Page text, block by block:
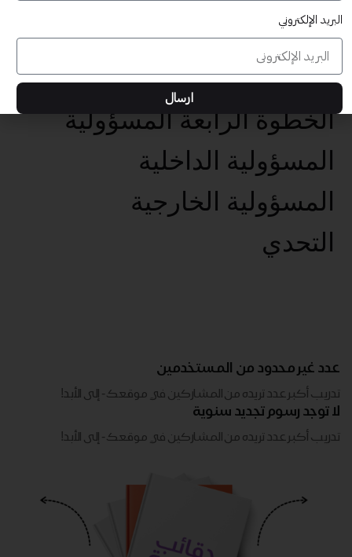
عناصر تحقيق الأهداف الخمس
تحديد الهدف الفعال
الخطوة الرابعة المسؤولية
المسؤولية الداخلية
المسؤولية الخارجية
التحدي
عدد غير محدود من المستخدمين
تدريب أكبر عدد تريده من المشاركين في موقعك - ​​إلى الأبد!
لا توجد رسوم تجديد سنوية
تدريب أكبر عدد تريده من المشاركين في موقعك - ​​إلى الأبد!
البريد الإلكتروني
ارسال